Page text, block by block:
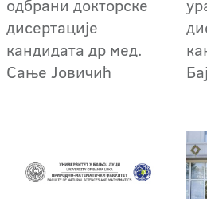
одбрани докторске
дисертације
кандидата др мед.
Сање Јовичић